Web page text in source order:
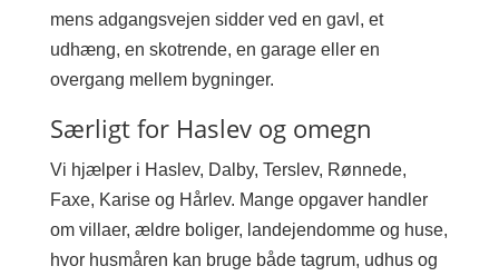
mens adgangsvejen sidder ved en gavl, et
udhæng, en skotrende, en garage eller en
overgang mellem bygninger.
Særligt for Haslev og omegn
Vi hjælper i Haslev, Dalby, Terslev, Rønnede,
Faxe, Karise og Hårlev. Mange opgaver handler
om villaer, ældre boliger, landejendomme og huse,
hvor husmåren kan bruge både tagrum, udhus og